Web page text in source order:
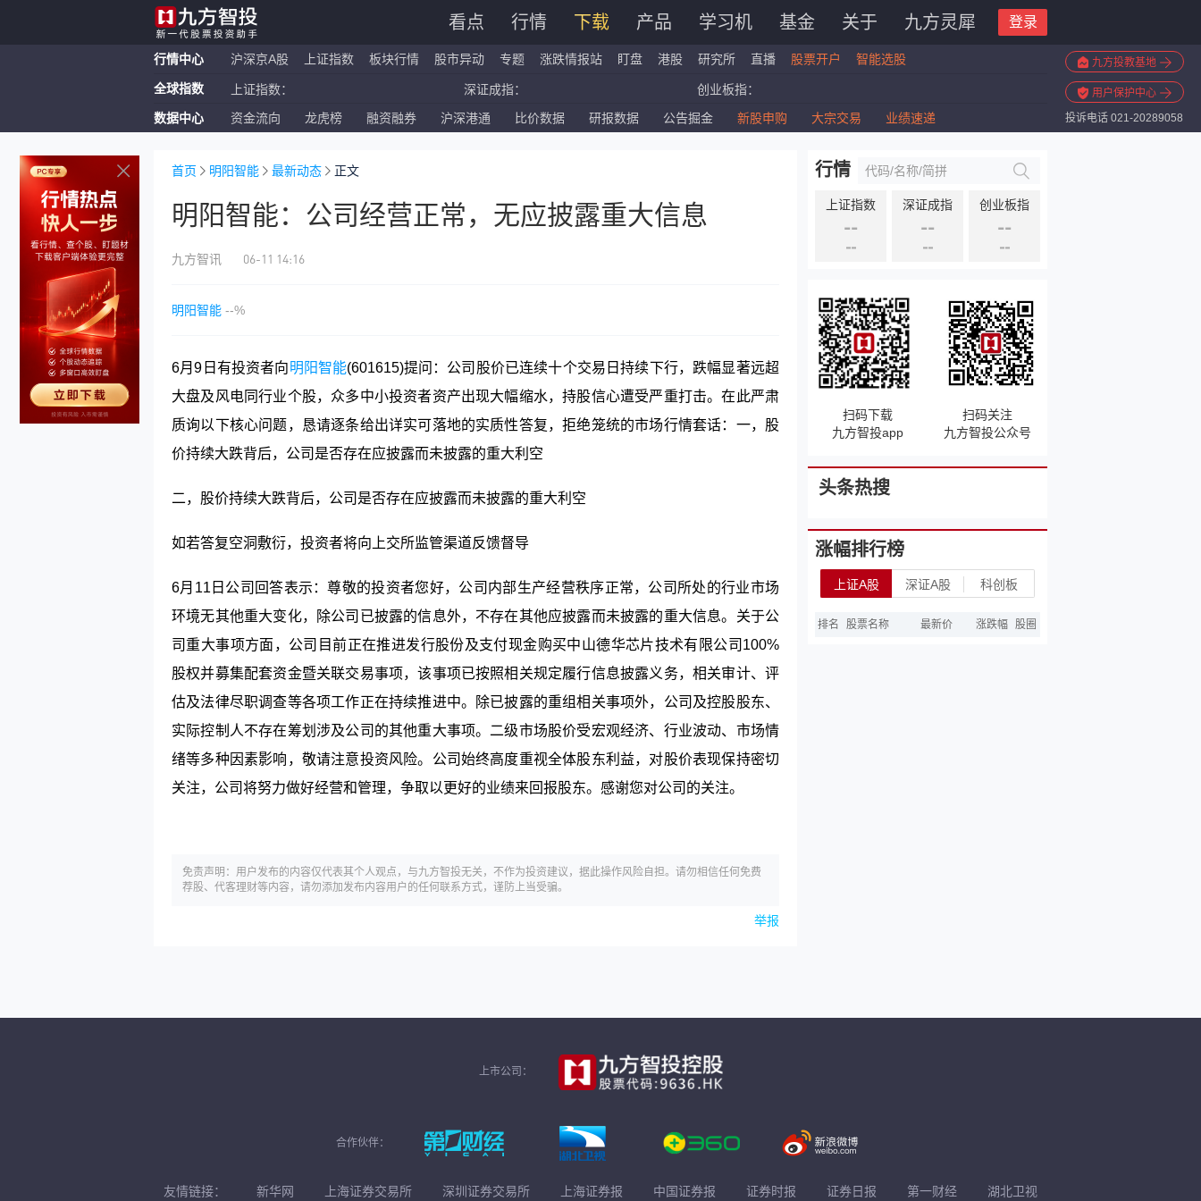
看点 行情 下载 产品 学习机 基金 关于 九方灵犀 登录
行情中心 沪深京A股 上证指数 板块行情 股市异动 专题 涨跌情报站 盯盘 港股 研究所 直播 股票开户 智能选股 九方投教基地
用户保护中心
投诉电话 021-20289058
全球指数 上证指数： 深证成指： 创业板指：
恒生指数： 国企指数： 红筹指数：
数据中心 资金流向 龙虎榜 融资融券 沪深港通 比价数据 研报数据 公告掘金 新股申购 大宗交易 业绩速递
首页 明阳智能 最新动态 正文
明阳智能：公司经营正常，无应披露重大信息
九方智讯 06-11 14:16
明阳智能 --%
6月9日有投资者向明阳智能(601615)提问：公司股价已连续十个交易日持续下行，跌幅显著远超
大盘及风电同行业个股，众多中小投资者资产出现大幅缩水，持股信心遭受严重打击。在此严肃
质询以下核心问题，恳请逐条给出详实可落地的实质性答复，拒绝笼统的市场行情套话：一，股
价持续大跌背后，公司是否存在应披露而未披露的重大利空
二，股价持续大跌背后，公司是否存在应披露而未披露的重大利空
如若答复空洞敷衍，投资者将向上交所监管渠道反馈督导
6月11日公司回答表示：尊敬的投资者您好，公司内部生产经营秩序正常，公司所处的行业市场
环境无其他重大变化，除公司已披露的信息外，不存在其他应披露而未披露的重大信息。关于公
司重大事项方面，公司目前正在推进发行股份及支付现金购买中山德华芯片技术有限公司100%
股权并募集配套资金暨关联交易事项，该事项已按照相关规定履行信息披露义务，相关审计、评
估及法律尽职调查等各项工作正在持续推进中。除已披露的重组相关事项外，公司及控股股东、
实际控制人不存在筹划涉及公司的其他重大事项。二级市场股价受宏观经济、行业波动、市场情
绪等多种因素影响，敬请注意投资风险。公司始终高度重视全体股东利益，对股价表现保持密切
关注，公司将努力做好经营和管理，争取以更好的业绩来回报股东。感谢您对公司的关注。
免责声明：用户发布的内容仅代表其个人观点，与九方智投无关，不作为投资建议，据此操作风险自担。请勿相信任何免费
荐股、代客理财等内容，请勿添加发布内容用户的任何联系方式，谨防上当受骗。
举报
行情
上证指数
--
--
深证成指
--
--
创业板指
--
--
扫码下载
九方智投app
扫码关注
九方智投公众号
头条热搜
涨幅排行榜
上证A股 深证A股 科创板
排名 股票名称 最新价 涨跌幅 股圈
上市公司：
合作伙伴：
友情链接： 新华网 上海证券交易所 深圳证券交易所 上海证券报 中国证券报 证券时报 证券日报 第一财经 湖北卫视